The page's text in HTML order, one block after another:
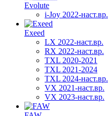
Evolute
i-Joy 2022-наст.вр.
Exeed
LX 2022-наст.вр.
RX 2022-наст.вр.
TXL 2020-2021
TXL 2021-2024
TXL 2024-наст.вр.
VX 2021-наст.вр.
VX 2023-наст.вр.